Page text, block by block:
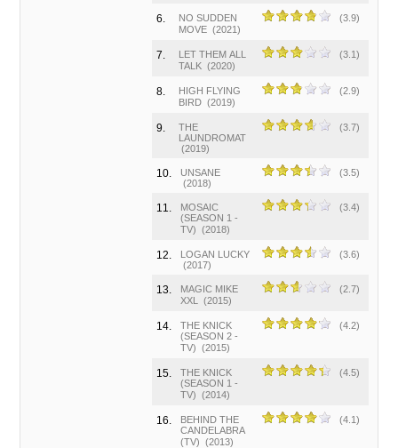
6.
NO SUDDEN
MOVE (2021)
(3.9)
7.
LET THEM ALL
TALK (2020)
(3.1)
8.
HIGH FLYING
BIRD (2019)
(2.9)
9.
THE
LAUNDROMAT
(2019)
(3.7)
10.
UNSANE
(2018)
(3.5)
11.
MOSAIC
(SEASON 1 -
TV) (2018)
(3.4)
12.
LOGAN LUCKY
(2017)
(3.6)
13.
MAGIC MIKE
XXL
(2015)
(2.7)
14.
THE KNICK
(SEASON 2 -
TV) (2015)
(4.2)
15.
THE KNICK
(SEASON 1 -
TV) (2014)
(4.5)
16.
BEHIND THE
CANDELABRA
(TV) (2013)
(4.1)